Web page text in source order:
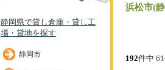
静岡県で貸し倉庫・貸し工
場・貸地を探す
静岡市
浜松市(
192件中